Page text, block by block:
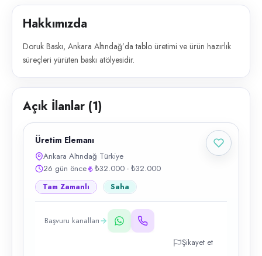
Hakkımızda
Doruk Baskı, Ankara Altındağ’da tablo üretimi ve ürün hazırlık
süreçleri yürüten baskı atölyesidir.
Açık İlanlar (1)
Üretim Elemanı
Ankara Altındağ Türkiye
26 gün önce
₺32.000 - ₺32.000
Tam Zamanlı Saha
Başvuru kanalları
Şikayet et